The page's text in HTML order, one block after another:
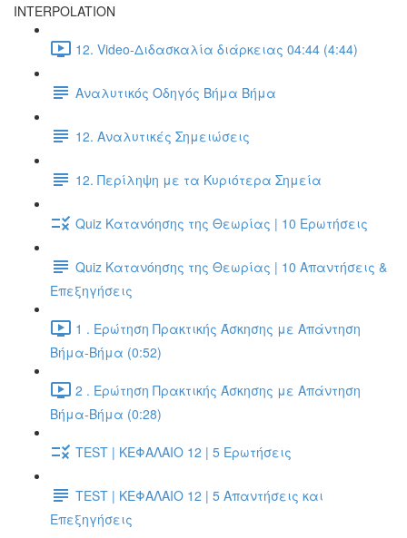
INTERPOLATION
12. Video-Διδασκαλία διάρκειας 04:44 (4:44)
Αναλυτικός Οδηγός Βήμα Βήμα
12. Αναλυτικές Σημειώσεις
12. Περίληψη με τα Κυριότερα Σημεία
Quiz Κατανόησης της Θεωρίας | 10 Ερωτήσεις
Quiz Κατανόησης της Θεωρίας | 10 Απαντήσεις &
Επεξηγήσεις
1 . Ερώτηση Πρακτικής Άσκησης με Απάντηση
Βήμα-Βήμα (0:52)
2 . Ερώτηση Πρακτικής Άσκησης με Απάντηση
Βήμα-Βήμα (0:28)
TEST | ΚΕΦΑΛΑΙΟ 12 | 5 Ερωτήσεις
TEST | ΚΕΦΑΛΑΙΟ 12 | 5 Απαντήσεις και
Επεξηγήσεις